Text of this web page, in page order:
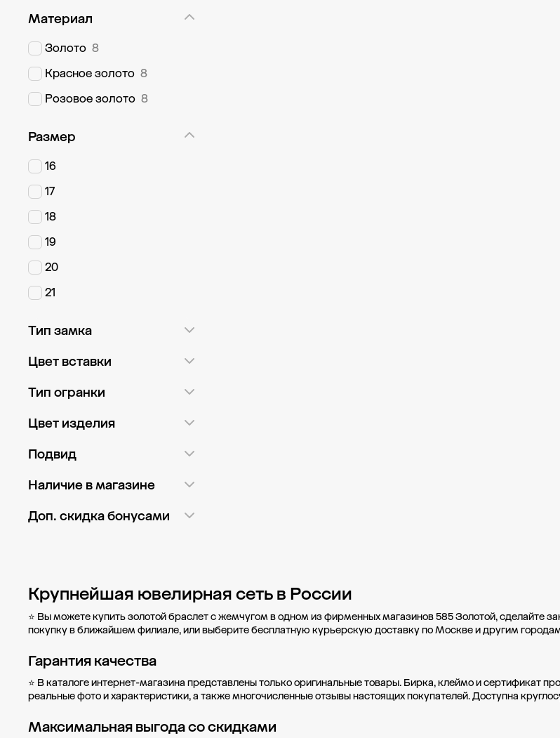
Материал
Золото 8
Красное золото 8
Розовое золото 8
Размер
16
17
18
19
20
21
Тип замка
Шпрингель
Цвет вставки
Белый 7
Тип огранки
Круглая 2
Цвет изделия
Белый
Подвид
Из бусин 7
Наличие в магазине
ГМ Глобус Красногорск 2
МФТК Бутово Молл
(остров) 2
пл. Привокзальная
площадь, д. 7 1
пр-кт Мельникова, д. 2Б 1
Показать ещё
Доп. скидка бонусами
Крупнейшая ювелирная сеть в России
⭐ Вы можете купить золотой браслет с жемчугом в одном из фирменных магазинов 585 Золотой, сделайте
покупку вближайшем филиале, или выберите бесплатную курьерскую доставку по Москве и другим
Гарантия качества
⭐ В каталоге интернет-магазина представлены только оригинальные товары. Бирка, клеймо и сертификат
реальные фото и характеристики, а также многочисленные отзывы настоящих покупателей. Доступна
Максимальная выгода со скидками